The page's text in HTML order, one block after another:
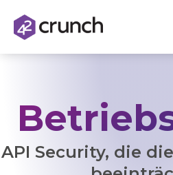
content
API Security, die